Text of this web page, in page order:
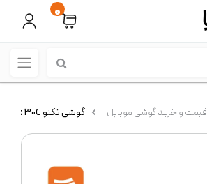
0
قیمت و خرید گوشی موبایل گوشی تکنو Spark 30C با ظرفیت 6/128 گیگابایت